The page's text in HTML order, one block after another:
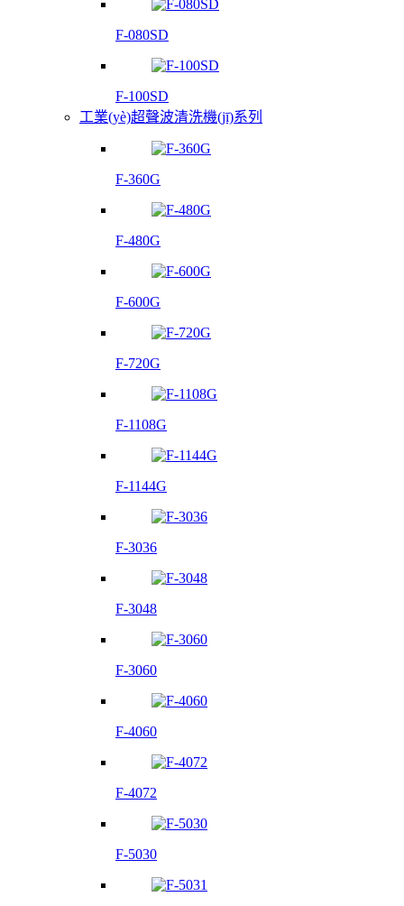
F-080SD
F-100SD
工業(yè)超聲波清洗機(jī)系列
F-360G
F-480G
F-600G
F-720G
F-1108G
F-1144G
F-3036
F-3048
F-3060
F-4060
F-4072
F-5030